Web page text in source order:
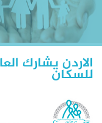
الاردن يشارك
للسكان